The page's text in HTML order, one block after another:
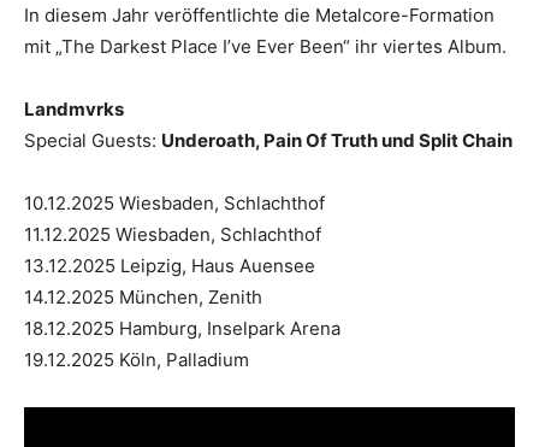
In diesem Jahr veröffentlichte die Metalcore-Formation
mit „The Darkest Place I’ve Ever Been“ ihr viertes Album.
Landmvrks
Special Guests: Underoath, Pain Of Truth und Split Chain
10.12.2025 Wiesbaden, Schlachthof
11.12.2025 Wiesbaden, Schlachthof
13.12.2025 Leipzig, Haus Auensee
14.12.2025 München, Zenith
18.12.2025 Hamburg, Inselpark Arena
19.12.2025 Köln, Palladium